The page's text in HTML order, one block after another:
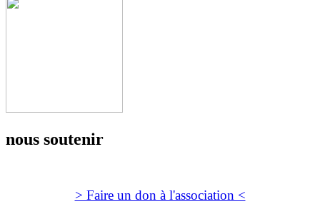
nous soutenir
> Faire un don à l'association <